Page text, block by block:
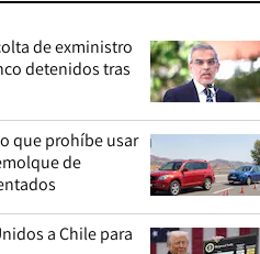
de exministro
detenidos tras
que prohíbe usar
de
a Chile para